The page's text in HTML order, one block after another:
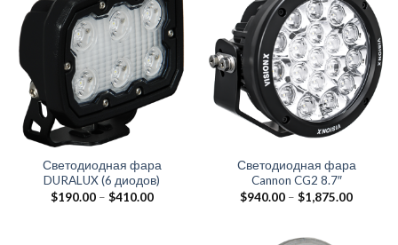
Светодиодная фара
DURALUX (6 диодов)
$190.00– $410.00
Светодиодная фара
Cannon CG2 8.7″
$940.00 – $1,875.00